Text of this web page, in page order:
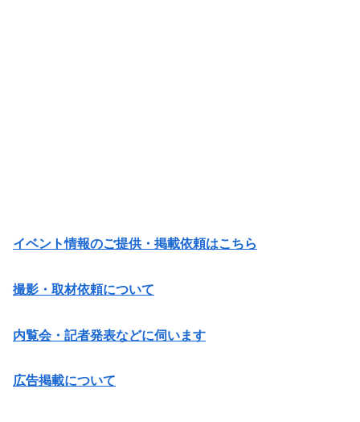
イベント情報のご提供・掲載依頼はこちら
撮影・取材依頼について
内覧会・記者発表などに伺います
広告掲載について